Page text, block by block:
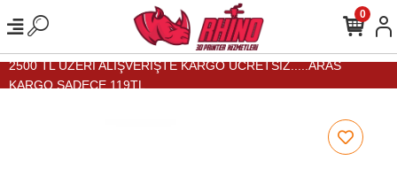
2500 TL ÜZERİ ALIŞVERİŞTE KARGO ÜCRETSİZ.....ARAS
KARGO SADECE 119TL...
0